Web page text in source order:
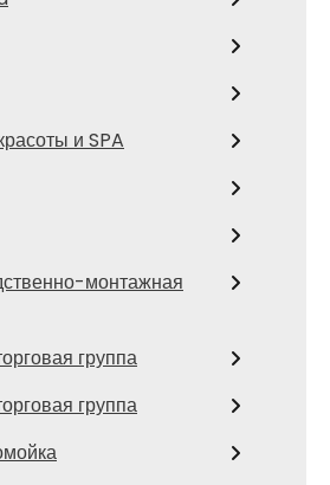
и SPA
монтажная
группа
группа